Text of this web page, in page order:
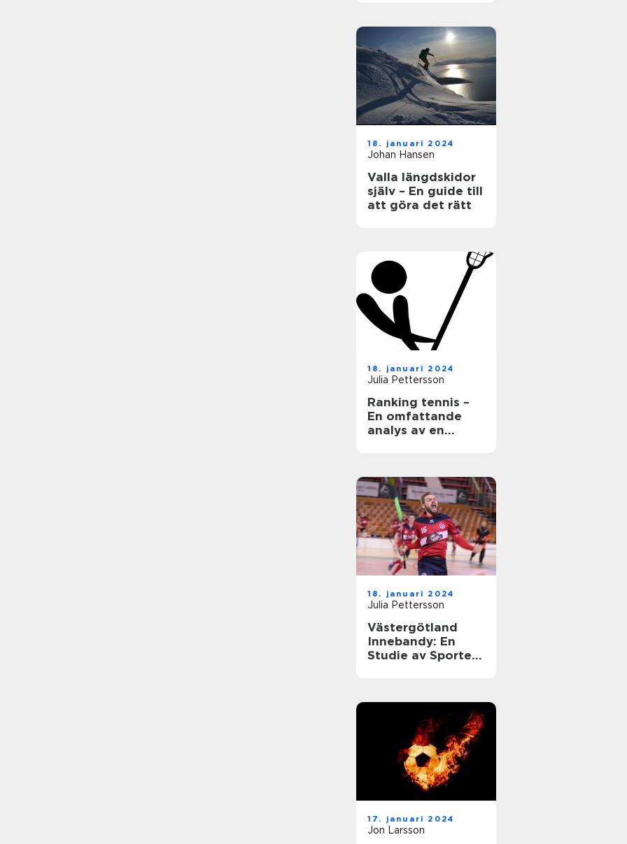
18. januari 2024
Johan Hansen
Valla längdskidor
själv – En guide till
att göra det rätt
18. januari 2024
Julia Pettersson
Ranking tennis –
En omfattande
analys av en
18. januari 2024
Julia Pettersson
Västergötland
Innebandy: En
Studie av Sporten
17. januari 2024
Jon Larsson